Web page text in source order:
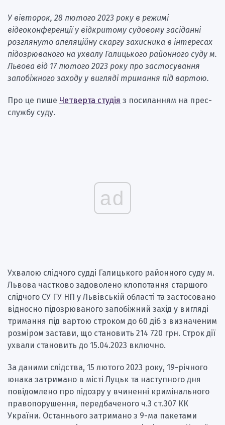
У вівторок, 28 лютого 2023 року в режимі
відеоконференції у відкритому судовому засіданні
розглянуто апеляційну скаргу захисника в інтересах
підозрюваного на ухвалу Галицького районного суду м.
Львова від 17 лютого 2023 року про застосування
запобіжного заходу у вигляді тримання під вартою.
Про це пише Четверта студія з посиланням на прес-
службу суду.
ad
Ухвалою слідчого судді Галицького районного суду м.
Львова частково задоволено клопотання старшого
слідчого СУ ГУ НП у Львівській області та застосовано
відносно підозрюваного запобіжний захід у вигляді
тримання під вартою строком до 60 діб з визначеним
розміром застави, що становить 214 720 грн. Строк дії
ухвали становить до 15.04.2023 включно.
За даними слідства, 15 лютого 2023 року, 19-річного
юнака затримано в місті Луцьк та наступного дня
повідомлено про підозру у вчиненні кримінального
правопорушення, передбаченого ч.3 ст.307 КК
України. Останнього затримано з 9-ма пакетами